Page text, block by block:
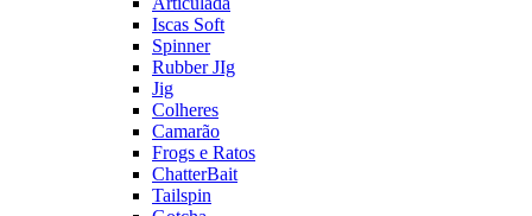
Iscas Soft
Spinner
Rubber JIg
Jig
Colheres
Camarão
Frogs e Ratos
ChatterBait
Tailspin